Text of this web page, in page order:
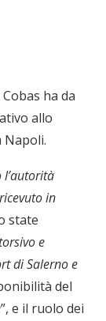
ha da
allo
Napoli.
in
state
e
di Salerno e
del
”, e il ruolo dei